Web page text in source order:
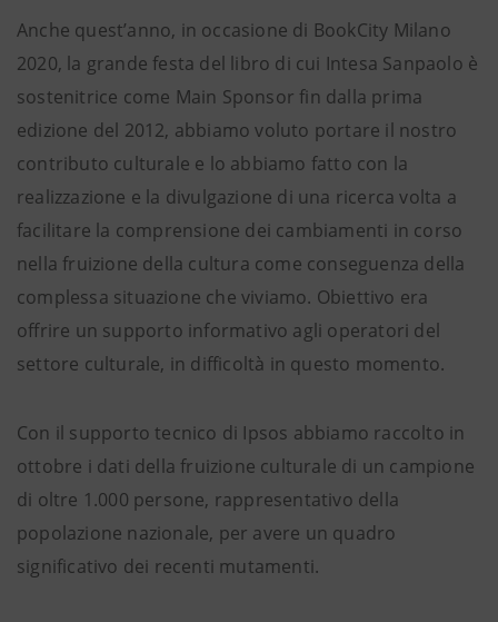
Anche quest’anno, in occasione di BookCity Milano
2020, la grande festa del libro di cui Intesa Sanpaolo è
sostenitrice come Main Sponsor fin dalla prima
edizione del 2012, abbiamo voluto portare il nostro
contributo culturale e lo abbiamo fatto con la
realizzazione e la divulgazione di una ricerca volta a
facilitare la comprensione dei cambiamenti in corso
nella fruizione della cultura come conseguenza della
complessa situazione che viviamo. Obiettivo era
offrire un supporto informativo agli operatori del
settore culturale, in difficoltà in questo momento.
Con il supporto tecnico di Ipsos abbiamo raccolto in
ottobre i dati della fruizione culturale di un campione
di oltre 1.000 persone, rappresentativo della
popolazione nazionale, per avere un quadro
significativo dei recenti mutamenti.